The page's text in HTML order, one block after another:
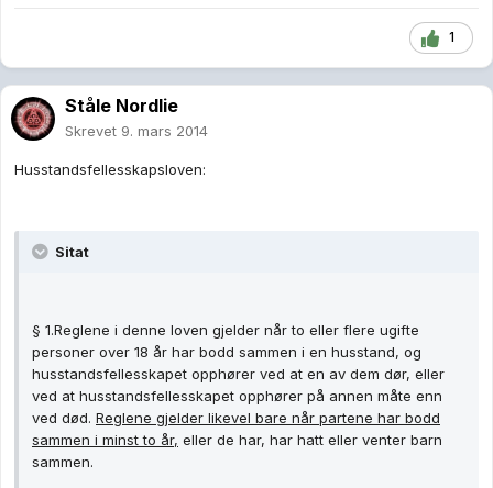
1
Ståle Nordlie
Skrevet 9. mars 2014
Husstandsfellesskapsloven:
Sitat
§ 1.Reglene i denne loven gjelder når to eller flere ugifte
personer over 18 år har bodd sammen i en husstand, og
husstandsfellesskapet opphører ved at en av dem dør, eller
ved at husstandsfellesskapet opphører på annen måte enn
ved død. Reglene gjelder likevel bare når partene har bodd
sammen i minst to år, eller de har, har hatt eller venter barn
sammen.